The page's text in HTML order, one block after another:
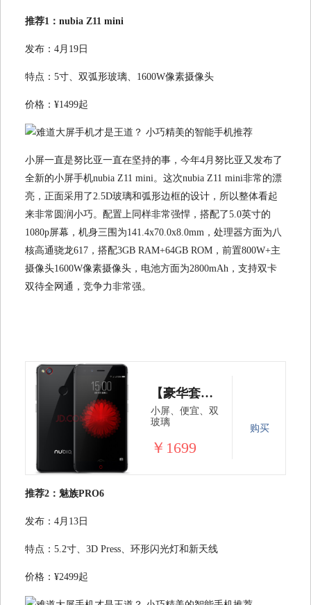
推荐1：nubia Z11 mini
发布：4月19日
特点：5寸、双弧形玻璃、1600W像素摄像头
价格：¥1499起
小屏一直是努比亚一直在坚持的事，今年4月努比亚又发布了
全新的小屏手机nubia Z11 mini。这次nubia Z11 mini非常的漂
亮，正面采用了2.5D玻璃和弧形边框的设计，所以整体看起
来非常圆润小巧。配置上同样非常强悍，搭配了5.0英寸的
1080p屏幕，机身三围为141.4x70.0x8.0mm，处理器方面为八
核高通骁龙617，搭配3GB RAM+64GB ROM，前置800W+主
摄像头1600W像素摄像头，电池方面为2800mAh，支持双卡
双待全网通，竞争力非常强。
【豪华套装】努比亚（nubia）小牛5 Z11mini 黑色 移动联通电信4G手机 双卡双待
小屏、便宜、双
玻璃
￥1699
购买
推荐2：魅族PRO6
发布：4月13日
特点：5.2寸、3D Press、环形闪光灯和新天线
价格：¥2499起